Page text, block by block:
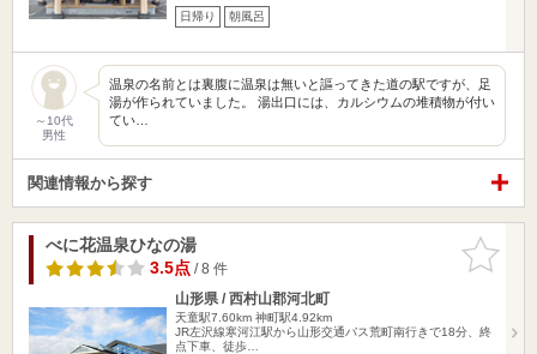
日帰り 朝風呂
～10代
男性
温泉の名前とは裏腹に温泉は無いと謳ってきた道の駅ですが、足
湯が作られていました。 湯出口には、カルシウムの堆積物が付い
てい…
関連情報から探す
お気に入
りに追加
べに花温泉ひなの湯
3.5点/ 8 件
山形県 / 西村山郡河北町
天童駅7.60km 神町駅4.92km
JR左沢線寒河江駅から山形交通バス荒町南行きで18分、終
点下車、徒歩…